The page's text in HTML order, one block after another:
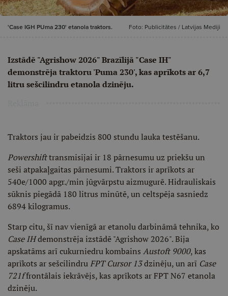
'Case IGH PUma 230' etanola traktors. Foto: Publicitātes / Latvijas Mediji
Izstādē "Agrishow 2026" Brazīlijā "Case IH"
demonstrēja traktoru 'Puma 230', kas aprīkots ar 6,7
litru sešcilindru etanola dzinēju.
Traktors jau ir pabeidzis 800 stundu lauka testēšanu.
Powershifttransmisijai ir 18 pārnesumu uz priekšu un
seši atpakaļgaitas pārnesumi. Traktors ir aprīkots ar
540e/1000 apgr./min jūgvārpstu aizmugurē. Hidrauliskais
sūknis piegādā 180 litrus minūtē, un celtspēja sasniedz
6894 kilogramus.
Starp citu, šī nav vienīgā ar etanolu darbināmā tehnika, ko
Case IHdemonstrēja izstādē "Agrishow 2026". Bija
apskatāms arī cukurniedru kombains Austoft 9000, kas
aprīkots ar sešcilindruFPT Cursor 13dzinēju, un arī Case
721ffrontālais iekrāvējs, kas aprīkots ar FPT N67 etanola
dzinēju.